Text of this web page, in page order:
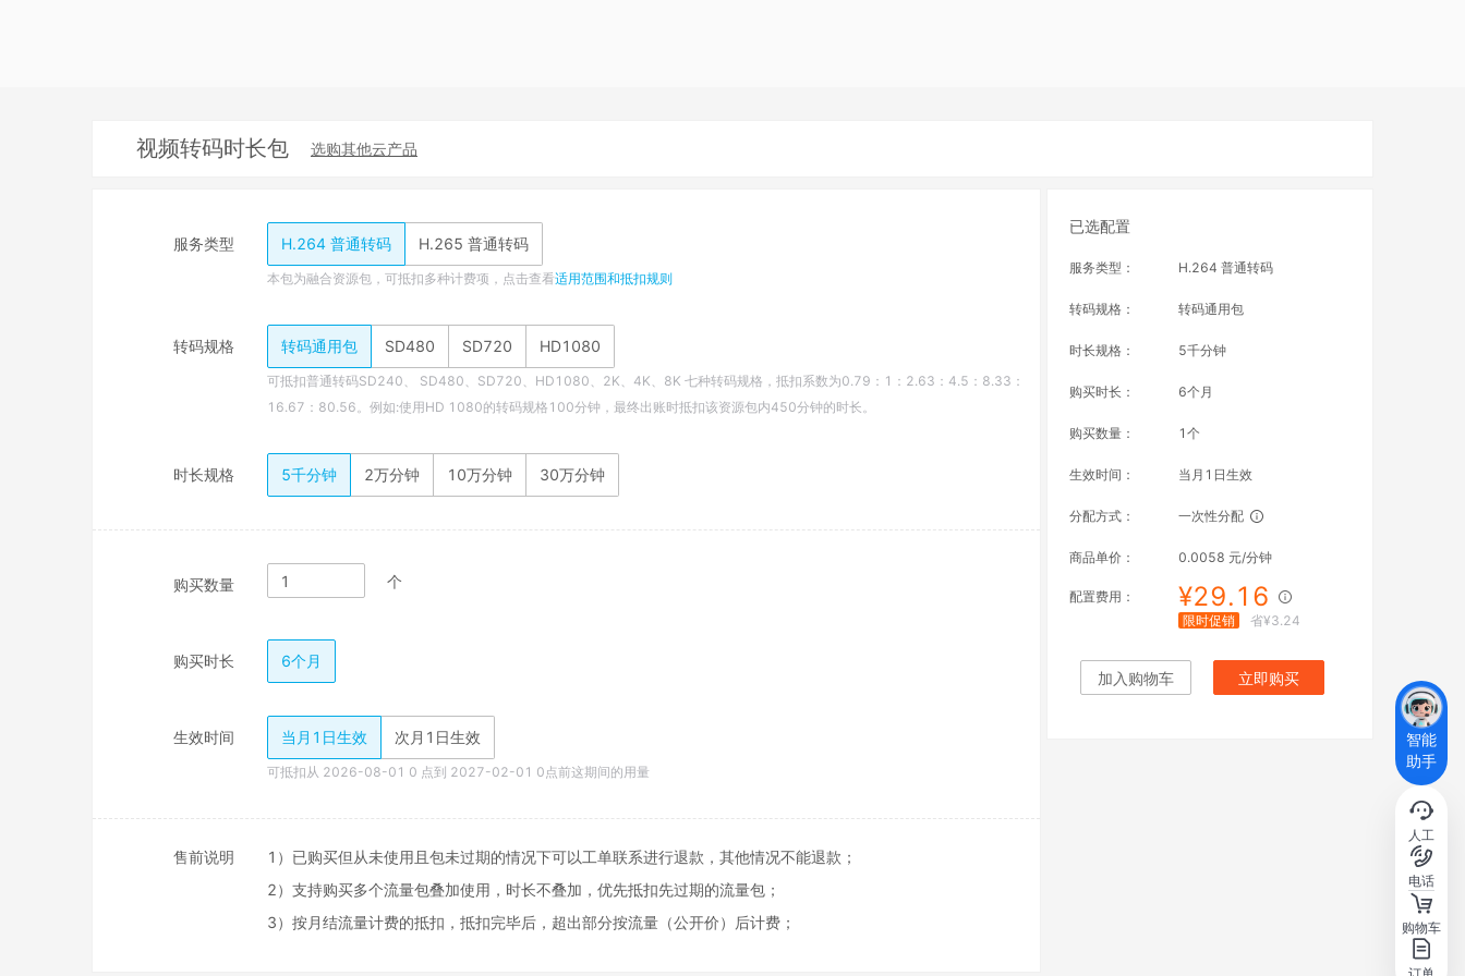
智能
助手
人工
电话
购物车
视频转码时长包 选购其他云产品
服务类型 H.264 普通转码 H.265 普通转码
本包为融合资源包，可抵扣多种计费项，点击查看适用范围和抵扣规则
转码规格 转码通用包 SD480 SD720 HD1080
可抵扣普通转码SD240、 SD480、SD720、HD1080、2K、4K、8K 七种转码规格，抵扣系数为0.79：1：2.63：4.5：8.33：
16.67：80.56。例如:使用HD 1080的转码规格100分钟，最终出账时抵扣该资源包内450分钟的时长。
时长规格 5千分钟 2万分钟 10万分钟 30万分钟
购买数量 个
购买时长 6个月
生效时间 当月1日生效 次月1日生效
可抵扣从 2026-08-01 0 点到 2027-02-01 0点前这期间的用量
售前说明
1）已购买但从未使用且包未过期的情况下可以工单联系进行退款，其他情况不能退款；
2）支持购买多个流量包叠加使用，时长不叠加，优先抵扣先过期的流量包；
3）按月结流量计费的抵扣，抵扣完毕后，超出部分按流量（公开价）后计费；
已选配置
服务类型 ： H.264 普通转码
转码规格 ： 转码通用包
时长规格 ： 5千分钟
购买时长： 6个月
购买数量： 1 个
生效时间： 当月1日生效
分配方式： 一次性分配
商品单价： 0.0058 元/分钟
配置费用： ¥29.16
限时促销 省¥3.24
加入购物车 立即购买